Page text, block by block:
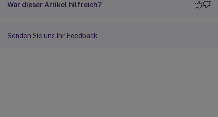
War dieser Artikel hilfreich?
Senden Sie uns Ihr Feedback